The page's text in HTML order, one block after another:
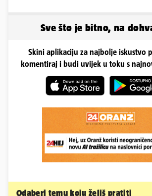
Sve što je bitno, na
Skini aplikaciju za najbolje iskustvo
komentiraj i budi uvijek u toku s
Odaberi temu koju želiš pratiti